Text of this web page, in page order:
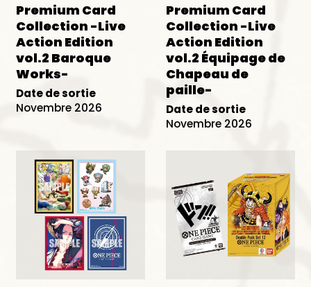
Premium Card
Collection -Live
Action Edition
vol.2 Baroque
Works-
Date de sortie
Novembre 2026
Premium Card
Collection -Live
Action Edition
vol.2 Équipage de
Chapeau de
paille-
Date de sortie
Novembre 2026